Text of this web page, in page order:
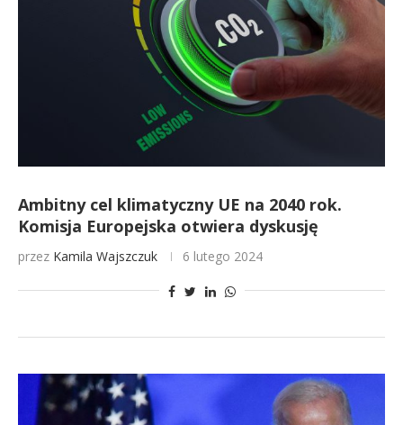
Ambitny cel klimatyczny UE na 2040 rok.
Komisja Europejska otwiera dyskusję
przez Kamila Wajszczuk 6 lutego 2024